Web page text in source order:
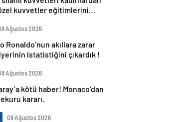
kuvvetler eğitimlerini
Ağustos 2026
Ronaldo’nun akıllara zarar
istatistiğini çıkardık !
Ağustos 2026
kötü haber! Monaco’dan
kararı.
08 Ağustos 2026